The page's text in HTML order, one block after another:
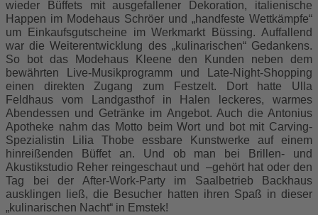
wieder Büffets mit ausgefallener Dekoration, italienische
Happen im Modehaus Schröer und „handfeste Wettkämpfe“
um Einkaufsgutscheine im Werkmarkt Büssing. Auffallend
war die Weiterentwicklung des „kulinarischen“ Gedankens.
So bot das Modehaus Kleene den Kunden neben dem
bewährten Live-Musikprogramm und Late-Night-Shopping
einen direkten Zugang zum Festzelt. Dort hatte Ulla
Feldhaus vom Landgasthof in Halen leckeres, warmes
Abendessen und Getränke im Angebot. Auch die Antonius
Apotheke nahm das Motto beim Wort und bot mit Carving-
Spezialistin Lilia Thobe essbare Kunstwerke auf einem
hinreißenden Büffet an. Und ob man bei Brillen- und
Akustikstudio Reher reingeschaut und –gehört hat oder den
Tag bei der After-Work-Party im Saalbetrieb Backhaus
ausklingen ließ, die Besucher hatten ihren Spaß in dieser
„kulinarischen Nacht“ in Emstek!